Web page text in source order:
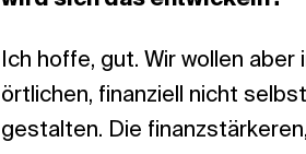
Ich hoffe, gut. Wir wollen
örtlichen, finanziell nicht
gestalten. Die